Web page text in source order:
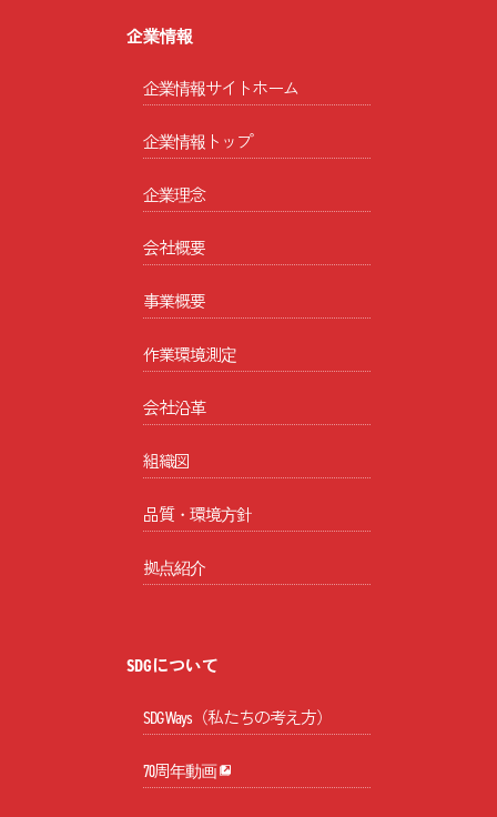
企業情報
企業情報サイトホーム
企業情報トップ
企業理念
会社概要
事業概要
作業環境測定
会社沿革
組織図
品質・環境方針
拠点紹介
SDGについて
SDG Ways（私たちの考え方）
70周年動画